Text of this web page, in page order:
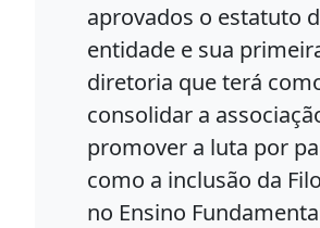
aprovados o estatuto
entidade e sua
diretoria que terá
consolidar a
promover a luta por
como a inclusão da
no Ensino